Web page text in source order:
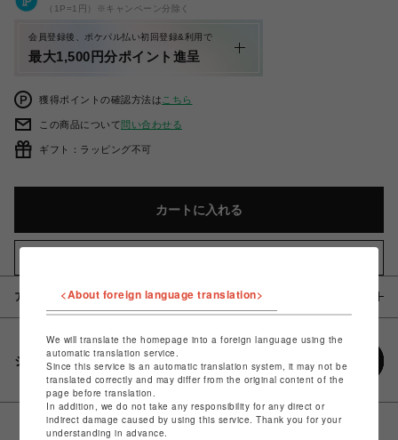
（1P=1円）※キャンペーン分除く
会員登録後、ポケパル払い初回登録&利用で
最大1,500円分ポイント進呈
獲得ポイントの確認方法は こちら
この商品について問い合わせる
ギフト：ラッピング不可
カートに入れる
アイテム説明 / 素材
シェアする
<About foreign language translation>
We will translate the homepage into a foreign language using the
automatic translation service.
Since this service is an automatic translation system, it may not be
translated correctly and may differ from the original content of the
page before translation.
In addition, we do not take any responsibility for any direct or
indirect damage caused by using this service. Thank you for your
understanding in advance.